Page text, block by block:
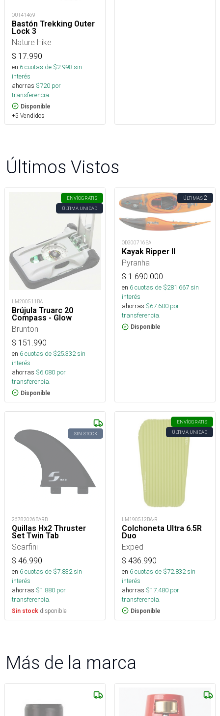
OUT41469
Bastón Trekking Outer
Lock 3
Nature Hike
$ 17.990
en 6cuotas de $2.998sin
interés
ahorras $720 por
transferencia.
Disponible
+5 Vendidos
Últimos Vistos
ENVÍOGRATIS
ÚLTIMA UNIDAD
LM200511BA
Brújula Truarc 20
Compass - Glow
Brunton
$ 151.990
en 6cuotas de $25.332sin
interés
ahorras $6.080 por
transferencia.
Disponible
ÚLTIMAS2
OD300716BA
Kayak Ripper II
Pyranha
$ 1.690.000
en 6cuotas de $281.667sin
interés
ahorras $67.600 por
transferencia.
Disponible
SIN STOCK
26782026BARB
Quillas Hx2 Thruster
Set Twin Tab
Scarfini
$ 46.990
en 6cuotas de $7.832sin
interés
ahorras $1.880 por
transferencia.
Sin stock disponible
ENVÍOGRATIS
ÚLTIMA UNIDAD
LM190512BA-R
Colchoneta Ultra 6.5R
Duo
Exped
$ 436.990
en 6cuotas de $72.832sin
interés
ahorras $17.480 por
transferencia.
Disponible
Más de la marca